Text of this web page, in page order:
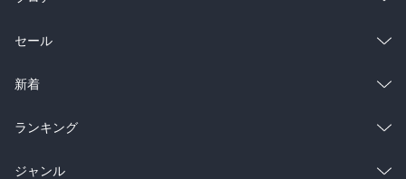
総合
ラノベ
雑誌・グラビア
BL・TL
セール
総合
ラノベ
雑誌・グラビア
新着
総合
ラノベ
ランキング
総合
ジャンル